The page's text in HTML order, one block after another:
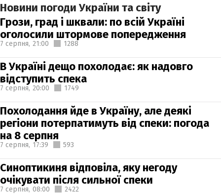
Новини погоди України та світу
Грози, град і шквали: по всій Україні
оголосили штормове попередження
7 серпня, 21:00 1288
В Україні дещо похолодає: як надовго
відступить спека
7 серпня, 20:00 1749
Похолодання йде в Україну, але деякі
регіони потерпатимуть від спеки: погода
на 8 серпня
7 серпня, 17:39 593
Синоптикиня відповіла, яку негоду
очікувати після сильної спеки
7 серпня, 08:00 2422